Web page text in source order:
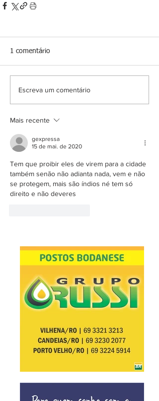
1 comentário
Escreva um comentário
Mais recente
gexpressa
15 de mai. de 2020
Tem que proibir eles de virem para a cidade
também senão não adianta nada, vem e não
se protegem, mais são índios né tem só
direito e não deveres